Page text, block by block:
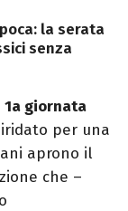
la serata
senza
1a giornata
per una
aprono il
che –